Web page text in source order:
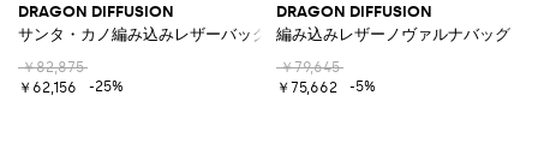
DRAGON DIFFUSION
サンタ・カノ編み込みレザーバッグ
￥82,875
￥62,156
-25%
DRAGON DIFFUSION
編み込みレザーノヴァルナバッグ
￥79,645
￥75,662
-5%